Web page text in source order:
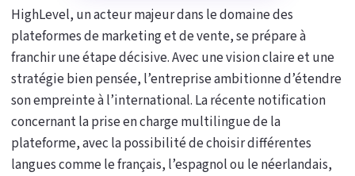
HighLevel, un acteur majeur dans le domaine des
plateformes de marketing et de vente, se prépare à
franchir une étape décisive. Avec une vision claire et une
stratégie bien pensée, l’entreprise ambitionne d’étendre
son empreinte à l’international. La récente notification
concernant la prise en charge multilingue de la
plateforme, avec la possibilité de choisir différentes
langues comme le français, l’espagnol ou le néerlandais,